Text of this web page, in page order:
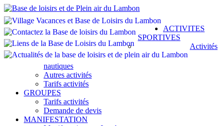
ACTIVITES
SPORTIVES
Activités
nautiques
Autres activités
Tarifs activités
GROUPES
Tarifs activités
Demande de devis
MANIFESTATION